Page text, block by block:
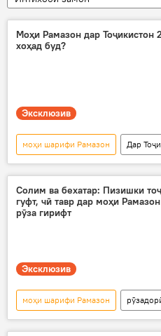
Моҳи Рамазон дар Тоҷикистон
хоҳад буд?
Эксклюзив
моҳи шарифи Рамазон
Дар
Рамазон
Саидмукаррам
Солим ва бехатар: Пизишки
гуфт, чӣ тавр дар моҳи
рӯза гирифт
Эксклюзив
моҳи шарифи Рамазон
Рамазон
мусоҳиба